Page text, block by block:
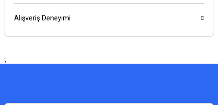
Alışveriş Deneyimi
',